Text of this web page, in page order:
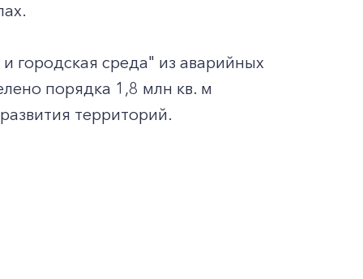
городская среда" из аварийных
порядка 1,8 млн кв. м
территорий.